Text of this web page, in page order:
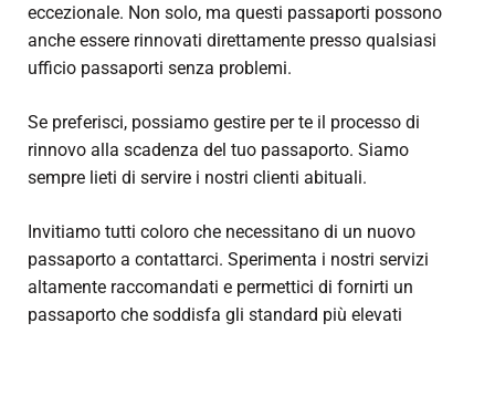
eccezionale. Non solo, ma questi passaporti possono
anche essere rinnovati direttamente presso qualsiasi
ufficio passaporti senza problemi.
Se preferisci, possiamo gestire per te il processo di
rinnovo alla scadenza del tuo passaporto. Siamo
sempre lieti di servire i nostri clienti abituali.
Invitiamo tutti coloro che necessitano di un nuovo
passaporto a contattarci. Sperimenta i nostri servizi
altamente raccomandati e permettici di fornirti un
passaporto che soddisfa gli standard più elevati